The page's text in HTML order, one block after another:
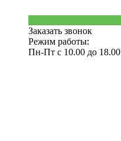
Заказать звонок
Режим работы:
Пн-Пт с 10.00 до 18.00